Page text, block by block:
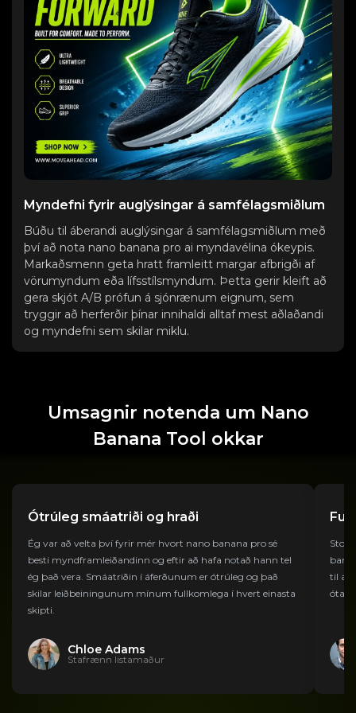
Myndefni fyrir auglýsingar á samfélagsmiðlum
Búðu til áberandi auglýsingar á samfélagsmiðlum með
því að nota nano banana pro ai myndavélina ókeypis.
Markaðsmenn geta hratt framleitt margar afbrigði af
vörumyndum eða lífsstílsmyndum. Þetta gerir kleift að
gera skjót A/B prófun á sjónrænum eignum, sem
tryggir að herferðir þínar innihaldi alltaf mest aðlaðandi
og myndefni sem skilar miklu.
Umsagnir notenda um Nano
Banana Tool okkar
Ótrúleg smáatriði og hraði
Ég var að velta því fyrir mér hvort nano banana pro sé
besti myndframleiðandinn og eftir að hafa notað hann tel
ég það vera. Smáatriðin í áferðunum er ótrúleg og það
skilar leiðbeiningunum mínum fullkomlega í hvert einasta
skipti.
Chloe Adams
Stafrænn listamaður
til að